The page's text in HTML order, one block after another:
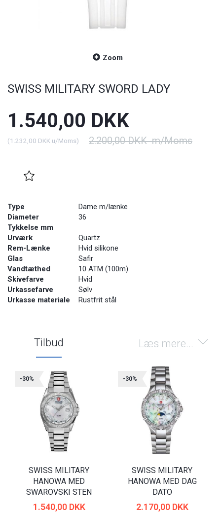
Zoom
SWISS MILITARY SWORD LADY
1.540,00 DKK
(1.232,00 DKK u/Moms) 2.200,00 DKKm/Moms
Type
Dame m/lænke
Diameter
36
Tykkelse mm
Urværk
Quartz
Rem-Lænke
Hvid silikone
Glas
Safir
Vandtæthed
10 ATM (100m)
Skivefarve
Hvid
Urkassefarve
Sølv
Urkasse materiale
Rustfrit stål
Læs mere...
Tilbud
-30%
SWISS MILITARY
HANOWA MED
SWAROVSKI STEN
1.540,00 DKK
-30%
SWISS MILITARY
HANOWA MED DAG
DATO
2.170,00 DKK